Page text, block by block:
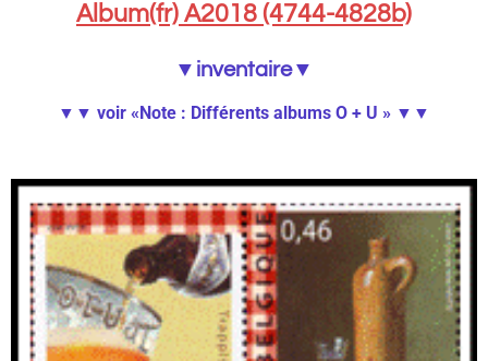
Album(fr) A2018 (4744-4828b)
▼inventaire▼
▼▼ voir «Note : Différents albums O + U » ▼▼